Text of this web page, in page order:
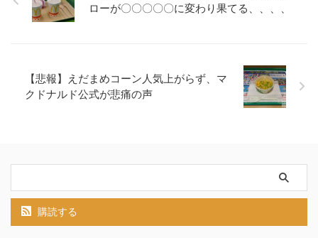
ローが〇〇〇〇〇に変わり果てる、、、、
【悲報】えだまめコーン人気上がらず、マ
クドナルド公式が悲痛の声
購読する